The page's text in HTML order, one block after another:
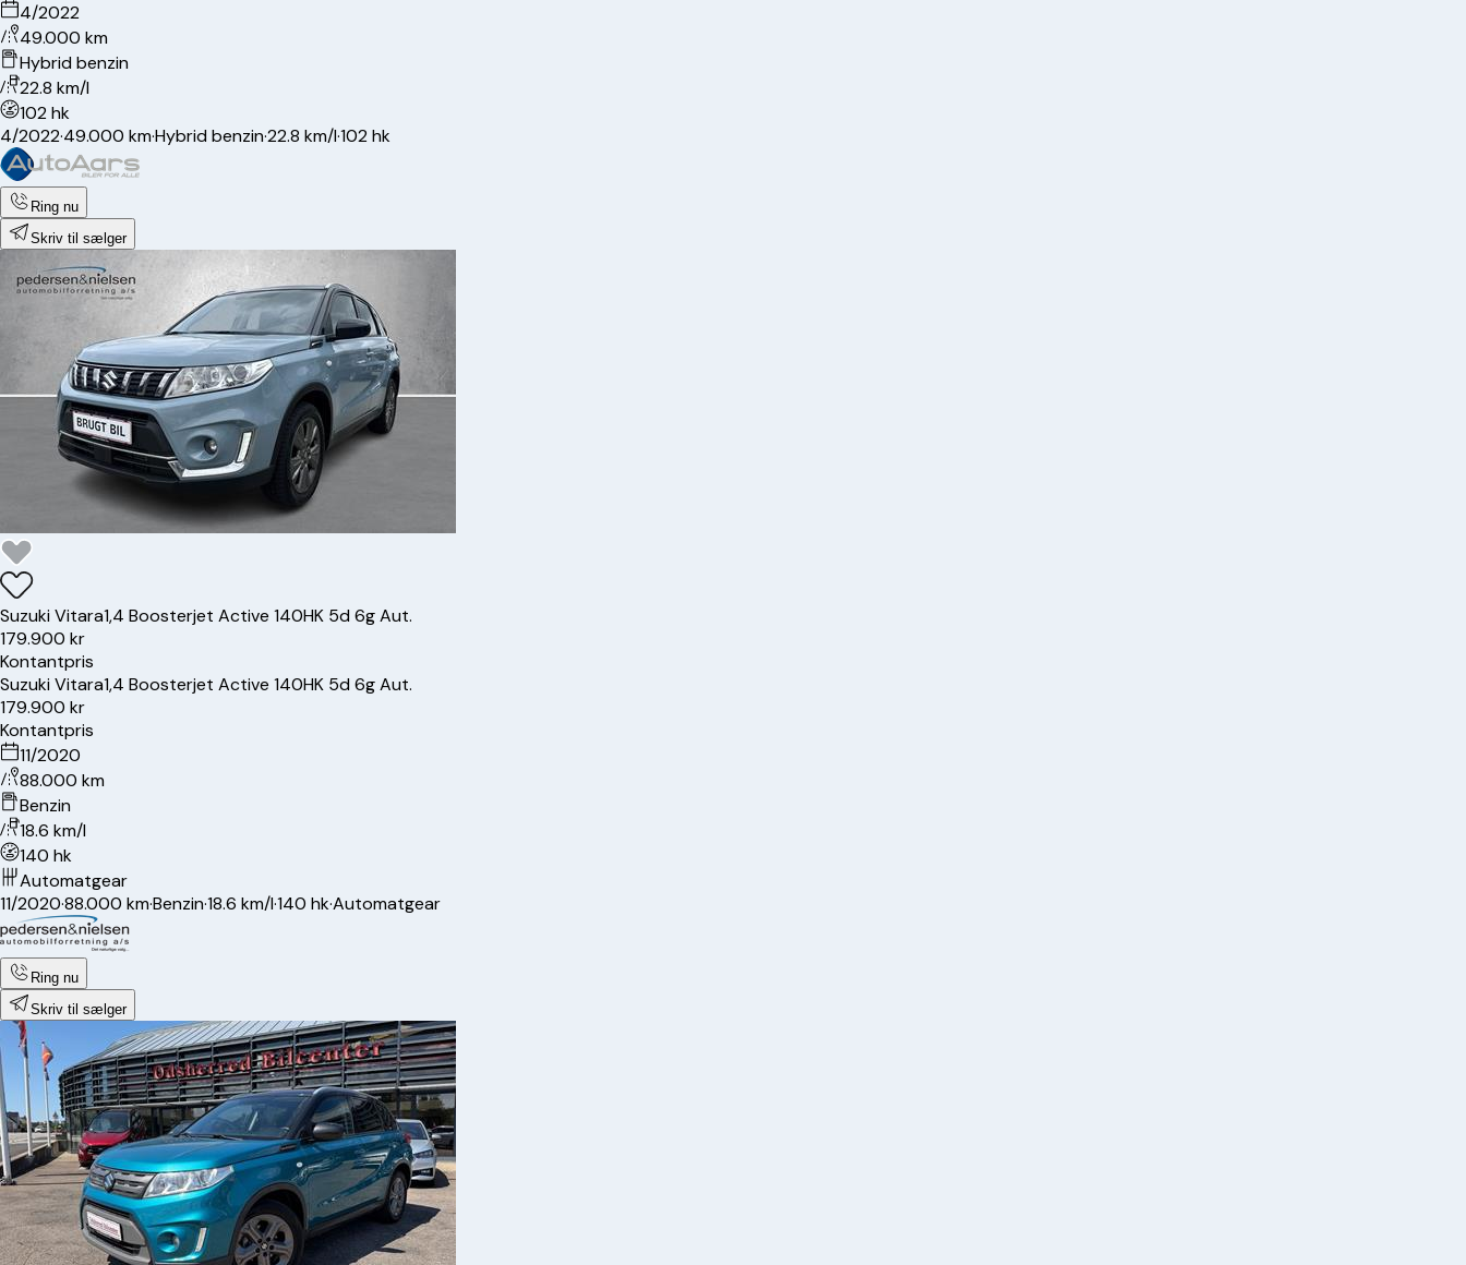
4/2022
49.000 km
Hybrid benzin
22.8 km/l
102 hk
4/2022·49.000 km·Hybrid benzin·22.8 km/l·102 hk
Ring nu
Skriv til sælger
SuzukiVitara1,4 Boosterjet Active 140HK 5d 6g Aut.
179.900 kr
Kontantpris
SuzukiVitara1,4 Boosterjet Active 140HK 5d 6g Aut.
179.900 kr
Kontantpris
11/2020
88.000 km
Benzin
18.6 km/l
140 hk
Automatgear
11/2020·88.000 km·Benzin·18.6 km/l·140 hk·Automatgear
Ring nu
Skriv til sælger